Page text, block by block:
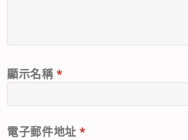
顯示名稱*
電子郵件地址*